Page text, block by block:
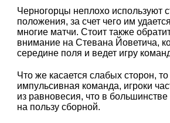
Черногорцы неплохо используют
положения, за счет чего им
многие матчи. Стоит также
внимание на Стевана Йоветича,
середине поля и ведет игру
Что же касается слабых сторон, то
импульсивная команда, игроки
из равновесия, что в большинстве
на пользу сборной.